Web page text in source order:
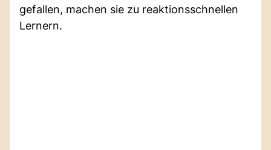
gefallen, machen sie zu reaktionsschnellen
Lernern.